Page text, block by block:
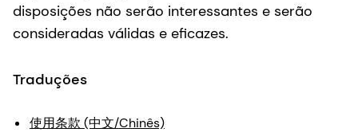
disposições não serão interessantes e serão
consideradas válidas e eficazes.
Traduções
使用条款 (中文/Chinês)